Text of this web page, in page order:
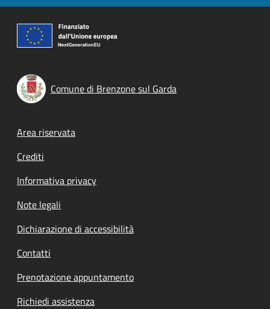
Comune di Brenzone sul Garda
Footer menu
Area riservata
Crediti
Informativa privacy
Note legali
Dichiarazione di accessibilità
Contatti
Prenotazione appuntamento
Richiedi assistenza